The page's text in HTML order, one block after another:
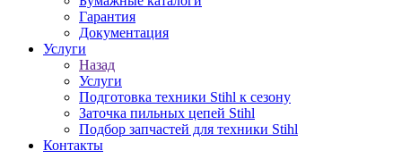
Гарантия
Документация
Услуги
Назад
Услуги
Подготовка техники Stihl к сезону
Заточка пильных цепей Stihl
Подбор запчастей для техники Stihl
Контакты